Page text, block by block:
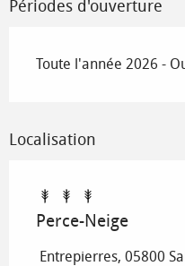
Périodes d'ouverture
Toute l'année 2026 -
Localisation
Perce-Neige
Entrepierres, 05800